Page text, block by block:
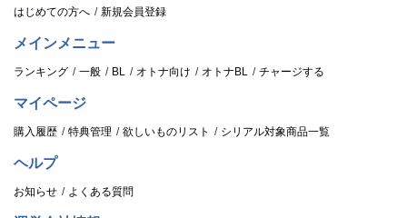
はじめての方へ 新規会員登録
メインメニュー
ランキング 一般 BL オトナ向け オトナBL チャージする
マイページ
購入履歴 特典管理 欲しいものリスト シリアル対象商品一覧
ヘルプ
お知らせ よくある質問